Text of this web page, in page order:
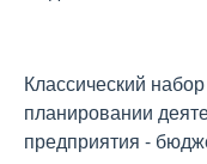
Классический
планировании
предприятия -